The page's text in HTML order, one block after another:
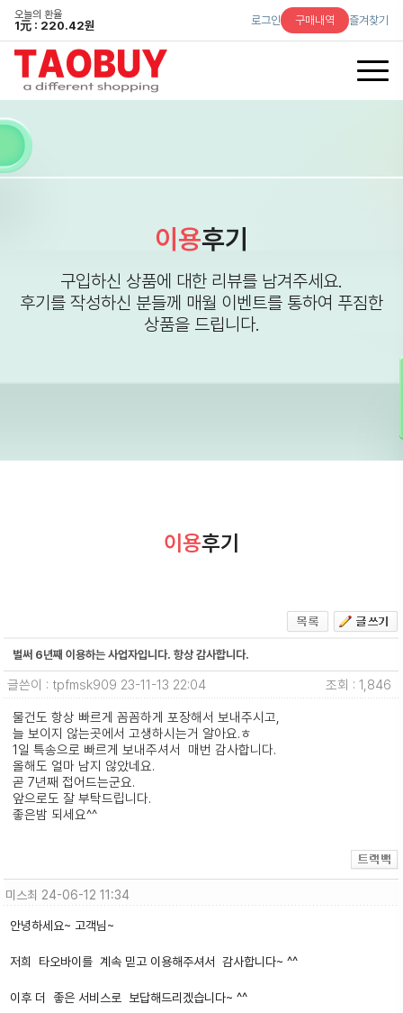
오늘의 환율
1元 : 220.42원 로그인 구매내역 즐겨찾기
이용후기
구입하신 상품에 대한 리뷰를 남겨주세요.
후기를 작성하신 분들께 매월 이벤트를 통하여 푸짐한
상품을 드립니다.
이용후기
벌써 6년째 이용하는 사업자입니다. 항상 감사합니다.
글쓴이 : tpfmsk909 23-11-13 22:04
조회 : 1,846
물건도 항상 빠르게 꼼꼼하게 포장해서 보내주시고,
늘 보이지 않는곳에서 고생하시는거 알아요.ㅎ
1일 특송으로 빠르게 보내주셔서 매번 감사합니다.
올해도 얼마 남지 않았네요.
곧 7년째 접어드는군요.
앞으로도 잘 부탁드립니다.
좋은밤 되세요^^
미스최 24-06-12 11:34
안녕하세요~ 고객님~
저희 타오바이를 계속 믿고 이용해주셔서 감사합니다~ ^^
이후 더 좋은 서비스로 보답해드리겠습니다~ ^^